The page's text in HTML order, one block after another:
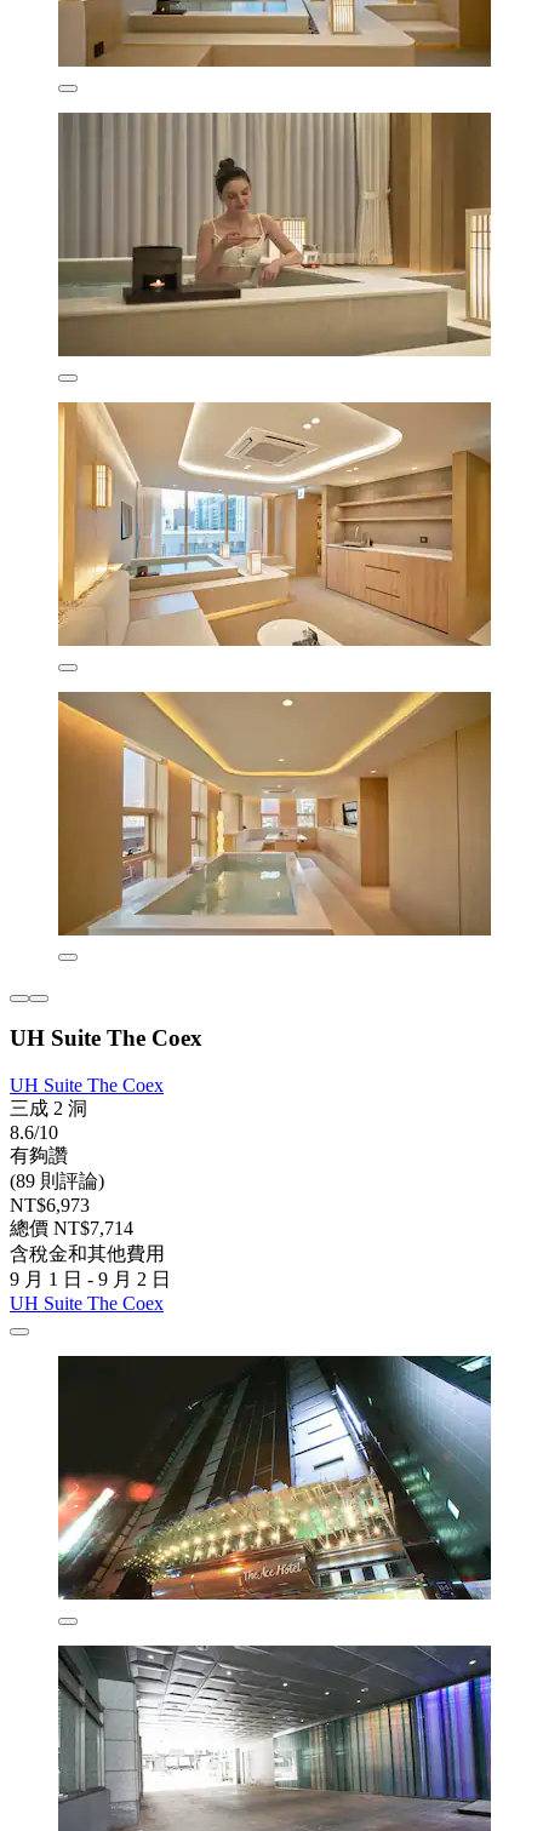
UH Suite The Coex
UH Suite The Coex
三成 2 洞
8.6/10
有夠讚
(89 則評論)
NT$6,973
總價 NT$7,714
含稅金和其他費用
9 月 1 日 - 9 月 2 日
UH Suite The Coex